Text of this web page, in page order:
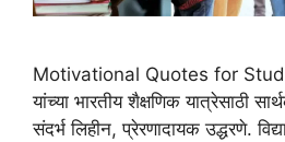
Motivational Quotes for
यांच्या भारतीय शैक्षणिक यात्रेसाठी
संदर्भ लिहीन, प्रेरणादायक उद्धरणे.